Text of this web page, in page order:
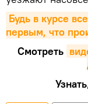
Будь в курсе
первым, что
Смотреть
Узнать,